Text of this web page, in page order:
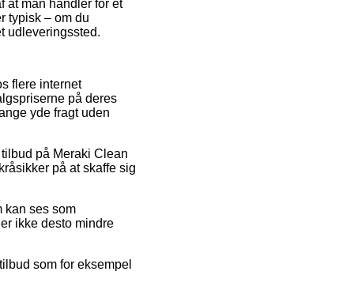
at man handler for et
typisk – om du
udleveringssted.
flere internet
på deres
yde fragt uden
på Meraki Clean
på at skaffe sig
kan ses som
ikke desto mindre
som for eksempel